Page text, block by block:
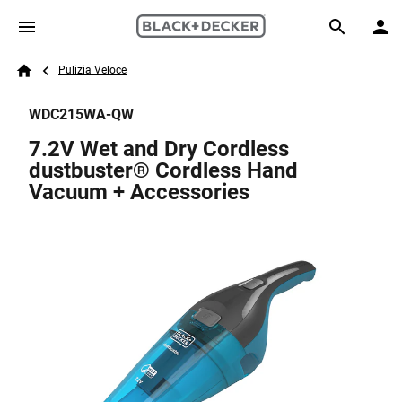
Skip to main content
Search
Breadcrumb
Pulizia Veloce
WDC215WA-QW
7.2V Wet and Dry Cordless
dustbuster® Cordless Hand
Vacuum + Accessories